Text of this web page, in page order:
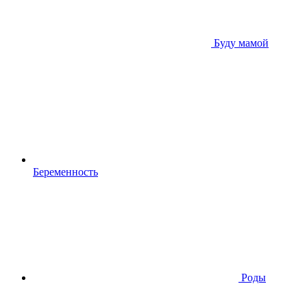
Буду мамой
Беременность
Роды